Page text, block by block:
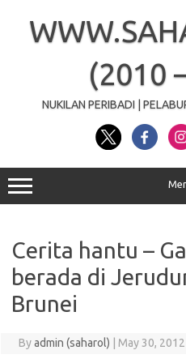
content
(2010
NUKILAN PERIBADI |
Cerita hantu –
berada di
Brunei
Byadmin (saharol) May 30, 2012